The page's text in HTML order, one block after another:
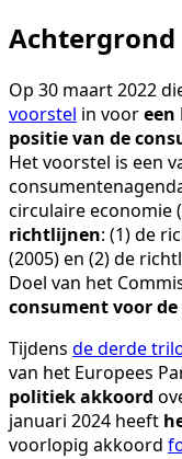
Achtergrond
Op 30 maart 2022
voorstel in vooreen
positie van de
Het voorstel is een
circulaire economie
richtlijnen: (1) de
(2005) en (2) de
Doel van het
consument voor
Tijdens de derde
van het Europees
politiek akkoord
januari 2024 heeft
voorlopig akkoord